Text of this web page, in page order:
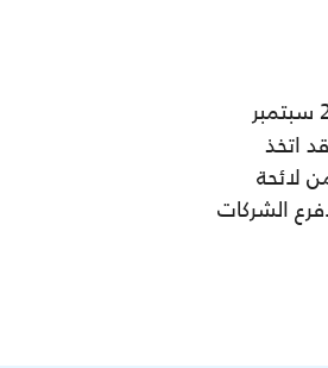
عقد مجلس إدارة هيئة تشجيع الاستثمار المباشر (الهيئة) اجتماعه الثالث لعام 2014 يوم الأربعاء الموافق 24 سبتمبر
اتخذ
المالية 2015/2016، واعتماد كل من لائحة
الشركات